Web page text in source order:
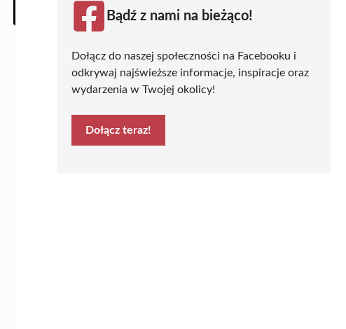
Bądź z nami na bieżąco!
Dołącz do naszej społeczności na Facebooku i
odkrywaj najświeższe informacje, inspiracje oraz
wydarzenia w Twojej okolicy!
Dołącz teraz!